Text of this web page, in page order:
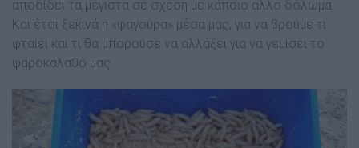
αποδίδει τα µέγιστα σε σχέση µε κάποιο άλλο δόλωµα.
Και έτσι ξεκινά η «φαγούρα» µέσα µας, για να βρούµε τι
φταίει και τι θα µπορούσε να αλλάξει για να γεµίσει το
ψαροκάλαθό µας.